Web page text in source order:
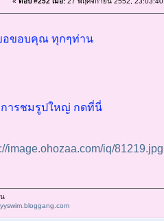
อขอบคุณ ทุกๆท่าน
การชมรูปใหญ่ กดที่นี่
image.ohozaa.com/iq/81219.jpg